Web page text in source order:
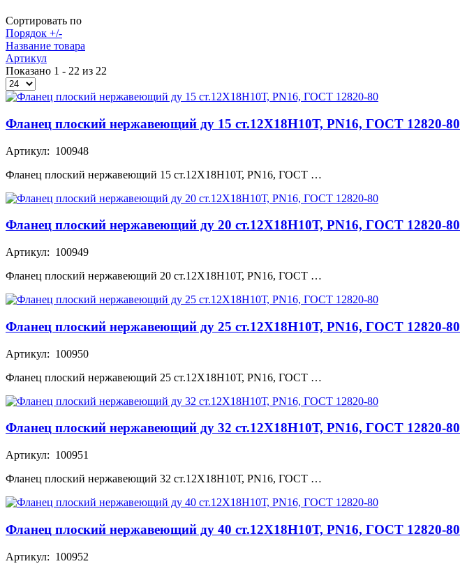
Сортировать по
Порядок +/-
Название товара
Артикул
Показано 1 - 22 из 22
Фланец плоский нержавеющий ду 15 ст.12Х18Н10Т, PN16, ГОСТ 12820-80
Артикул: 100948
Фланец плоский нержавеющий 15 ст.12Х18Н10Т, PN16, ГОСТ …
Фланец плоский нержавеющий ду 20 ст.12Х18Н10Т, PN16, ГОСТ 12820-80
Артикул: 100949
Фланец плоский нержавеющий 20 ст.12Х18Н10Т, PN16, ГОСТ …
Фланец плоский нержавеющий ду 25 ст.12Х18Н10Т, PN16, ГОСТ 12820-80
Артикул: 100950
Фланец плоский нержавеющий 25 ст.12Х18Н10Т, PN16, ГОСТ …
Фланец плоский нержавеющий ду 32 ст.12Х18Н10Т, PN16, ГОСТ 12820-80
Артикул: 100951
Фланец плоский нержавеющий 32 ст.12Х18Н10Т, PN16, ГОСТ …
Фланец плоский нержавеющий ду 40 ст.12Х18Н10Т, PN16, ГОСТ 12820-80
Артикул: 100952